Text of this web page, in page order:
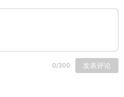
0/300 发表评论